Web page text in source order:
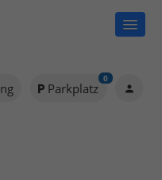
Parkplatz
0